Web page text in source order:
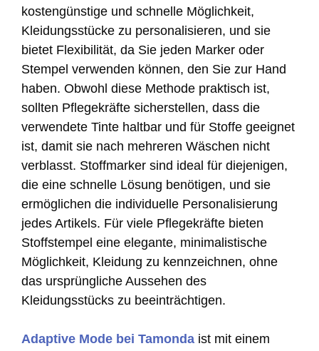
kostengünstige und schnelle Möglichkeit,
Kleidungsstücke zu personalisieren, und sie
bietet Flexibilität, da Sie jeden Marker oder
Stempel verwenden können, den Sie zur Hand
haben. Obwohl diese Methode praktisch ist,
sollten Pflegekräfte sicherstellen, dass die
verwendete Tinte haltbar und für Stoffe geeignet
ist, damit sie nach mehreren Wäschen nicht
verblasst. Stoffmarker sind ideal für diejenigen,
die eine schnelle Lösung benötigen, und sie
ermöglichen die individuelle Personalisierung
jedes Artikels. Für viele Pflegekräfte bieten
Stoffstempel eine elegante, minimalistische
Möglichkeit, Kleidung zu kennzeichnen, ohne
das ursprüngliche Aussehen des
Kleidungsstücks zu beeinträchtigen.
Adaptive Mode bei Tamonda ist mit einem